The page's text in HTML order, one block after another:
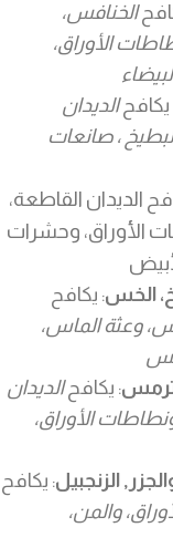
الخنافس،
الأوراق،
يكافحالديدان
، صانعات
الديدان القاطعة،
الأوراق، وحشرات
الخس: يكافح
وعثة الماس،
: يكافحالديدان
الأوراق،
الزنجبيل: يكافح
والمن،